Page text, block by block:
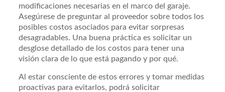
modificaciones necesarias en el marco del garaje.
Asegúrese de preguntar al proveedor sobre todos los
posibles costos asociados para evitar sorpresas
desagradables. Una buena práctica es solicitar un
desglose detallado de los costos para tener una
visión clara de lo que está pagando y por qué.
Al estar consciente de estos errores y tomar medidas
proactivas para evitarlos, podrá solicitar